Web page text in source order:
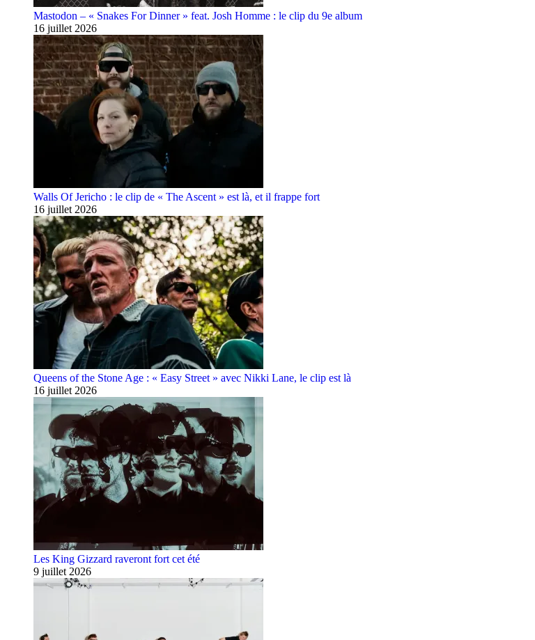
Mastodon – « Snakes For Dinner » feat. Josh Homme : le clip du 9e album
16 juillet 2026
Walls Of Jericho : le clip de « The Ascent » est là, et il frappe fort
16 juillet 2026
Queens of the Stone Age : « Easy Street » avec Nikki Lane, le clip est là
16 juillet 2026
Les King Gizzard raveront fort cet été
9 juillet 2026